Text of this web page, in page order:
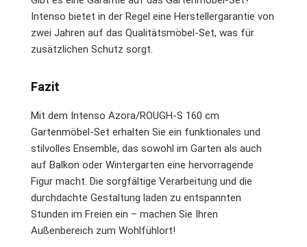
Intenso bietet in der Regel eine Herstellergarantie von
zwei Jahren auf das Qualitätsmöbel-Set, was für
zusätzlichen Schutz sorgt.
Fazit
Mit dem Intenso Azora/ROUGH-S 160 cm
Gartenmöbel-Set erhalten Sie ein funktionales und
stilvolles Ensemble, das sowohl im Garten als auch
auf Balkon oder Wintergarten eine hervorragende
Figur macht. Die sorgfältige Verarbeitung und die
durchdachte Gestaltung laden zu entspannten
Stunden im Freien ein – machen Sie Ihren
Außenbereich zum Wohlfühlort!